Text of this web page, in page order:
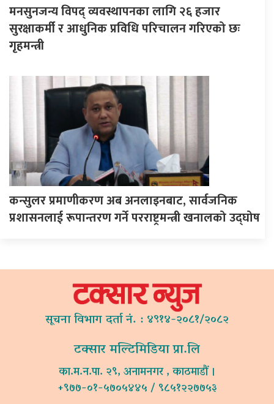
मनसुनजन्य विपद् व्यवस्थापनका लागि २६ हजार
सुरक्षाकर्मी र आधुनिक प्रविधि परिचालन गरिएको छः
गृहमन्त्री
कन्सुलर प्रमाणीकरण अब अनलाइनबाट, सार्वजनिक
प्रशासनलाई रूपान्तरण गर्ने परराष्ट्रमन्त्री खनालको उद्घोष
सूचना विभाग दर्ता नं. : ४९१४-२०८१/२०८२
टक्सार मल्टिमिडिया प्रा.लि
का.म.न.पा. २९, अनामनगर , काठमाडौं ।
+९७७-०१-५७०५४४५ / ९८५१२२७७५३